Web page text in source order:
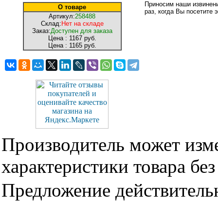
О товаре
Артикул:258488
Склад: Нет на складе
Заказ:Доступен для заказа
Цена : 1167 руб.
Цена : 1165 руб.
Приносим наши
раз, когда Вы посетите
Производитель может
характеристики товара
Предложение